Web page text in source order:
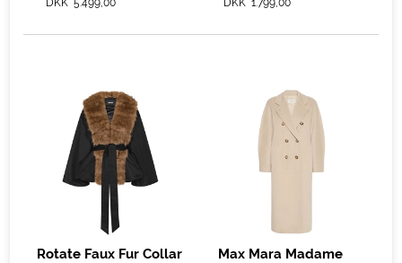
DKK 5.499,00 DKK 1.799,00
Rotate Faux Fur Collar
Max Mara Madame